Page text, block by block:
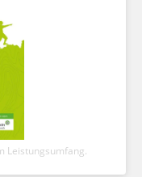
Leistungsumfang.